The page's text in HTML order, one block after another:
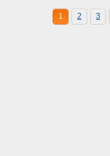
1 2 3